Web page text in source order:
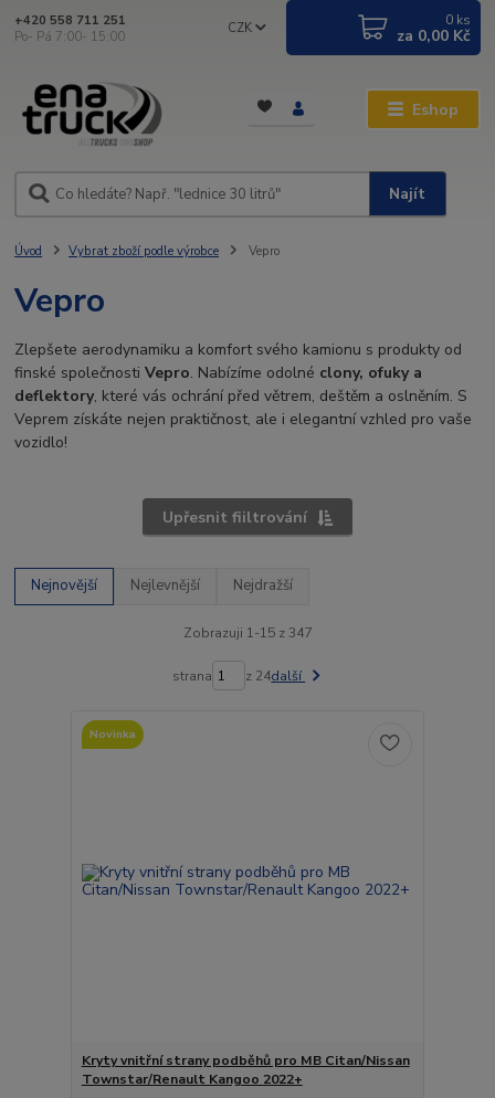
Eshop
CZK
Najít
+420 558 711 251
Po- Pá 7:00- 15:00
0 ks
za 0,00 Kč
Úvod Vybrat zboží podle výrobce Vepro
Vepro
Zlepšete aerodynamiku a komfort svého kamionu s produkty od
finské společnostiVepro. Nabízíme odolné clony, ofuky a
deflektory, které vás ochrání před větrem, deštěm a oslněním. S
Veprem získáte nejen praktičnost, ale i elegantní vzhled pro vaše
vozidlo!
Upřesnit fiiltrování
Nejnovější Nejlevnější Nejdražší
Zobrazuji 1-15 z 347
strana z 24další
Novinka
Kryty vnitřní strany podběhů pro MB Citan/Nissan
Townstar/Renault Kangoo 2022+